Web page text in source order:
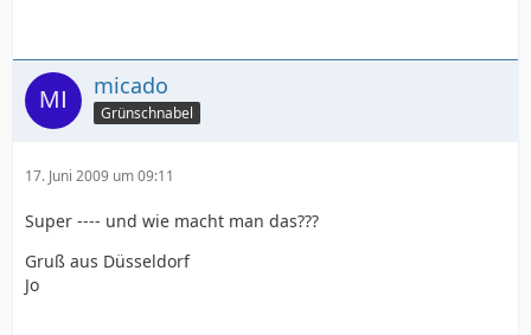
micado
Grünschnabel
17. Juni 2009 um 09:11
Super ---- und wie macht man das???
Gruß aus Düsseldorf
Jo